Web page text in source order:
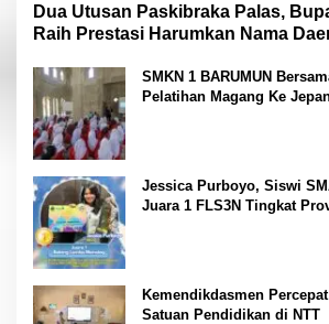
Dua Utusan Paskibraka Palas,
Raih Prestasi Harumkan Nama
SMKN 1 BARUMUN
Pelatihan Magang Ke
Jessica Purboyo, Siswi
Juara 1 FLS3N Tingkat
Kemendikdasmen
Satuan Pendidikan di NTT